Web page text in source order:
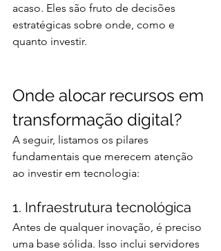
acaso. Eles são fruto de decisões
estratégicas sobre onde, como e
quanto investir.
Onde alocar recursos em
transformação digital?
A seguir, listamos os pilares
fundamentais que merecem atenção
ao investir em tecnologia:
1. Infraestrutura tecnológica
Antes de qualquer inovação, é preciso
uma base sólida. Isso inclui servidores